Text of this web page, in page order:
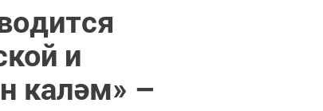
и
каләм» –